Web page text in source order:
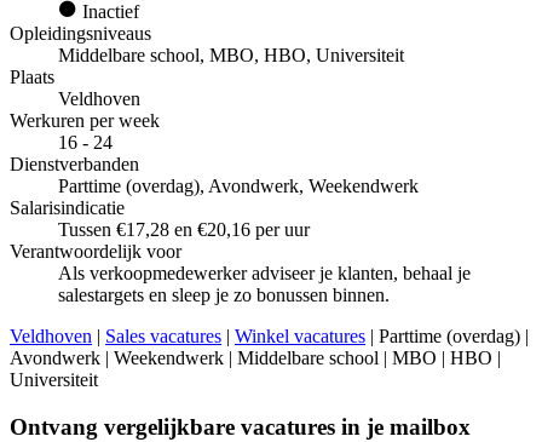
Inactief
Opleidingsniveaus
Middelbare school, MBO, HBO, Universiteit
Plaats
Veldhoven
Werkuren per week
16 - 24
Dienstverbanden
Parttime (overdag), Avondwerk, Weekendwerk
Salarisindicatie
Tussen €17,28 en €20,16 per uur
Verantwoordelijk voor
Als verkoopmedewerker adviseer je klanten, behaal je
salestargets en sleep je zo bonussen binnen.
Veldhoven | Sales vacatures | Winkel vacatures | Parttime (overdag) |
Avondwerk | Weekendwerk | Middelbare school | MBO | HBO |
Universiteit
Ontvang vergelijkbare vacatures in je mailbox